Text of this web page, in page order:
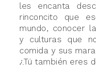
les encanta
rinconcito que
mundo, conocer
y culturas que
comida y sus
¿Tú también eres